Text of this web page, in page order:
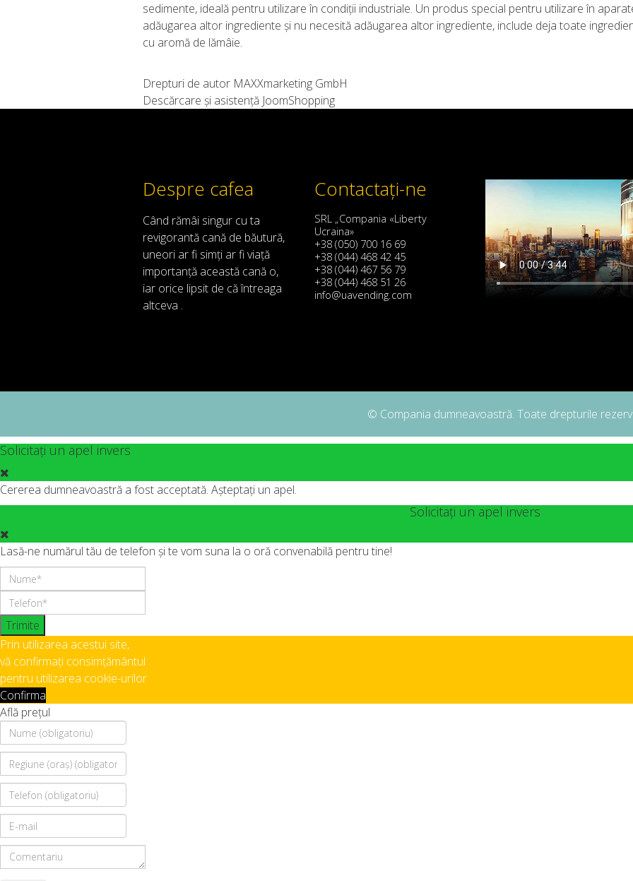
sedimente, ideală pentru utilizare în condiții industriale. Un produs special pentru utilizare în
adăugarea altor ingrediente și nu necesită adăugarea altor ingrediente, include deja toate
cu aromă de lămâie.
Drepturi de autor MAXXmarketing GmbH
Descărcare și asistență JoomShopping
Despre cafea
Când rămâi singur cu ta
revigorantă cană de băutură,
uneori ar fi simți arfi viață
importanță această cană o,
iar orice lipsit de că întreaga
altceva .
Contactaţi-ne
SRL „Compania «Liberty
Ucraina»
+38 (050) 700 16 69
+38 (044) 468 42 45
+38 (044) 467 56 79
+38 (044) 468 51 26
info@uavending.com
© Compania dumneavoastră. Toate drepturile
Solicitați un apel invers
Cererea dumneavoastră a fost acceptată. Așteptați un apel.
Solicitați un apel invers
Lasă-ne numărul tău de telefon și te vom suna la o oră convenabilă pentru tine!
Trimite
Prin utilizarea acestui site,
vă confirmați consimțământul
pentru utilizarea cookie-urilor
Confirma
Află prețul